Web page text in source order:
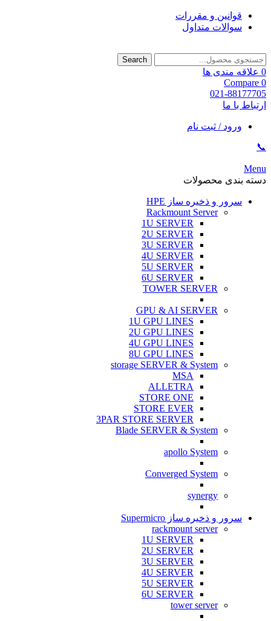
قوانین و مقررات
سوالات متداول
Search
0 علاقه مندی ها
0
Compare
021-88177705
ارتباط با ما
ورود / ثبت نام
📞
Menu
دسته بندی محصولات
سرور و ذخیره ساز HPE
Rackmount Server
1U SERVER
2U SERVER
3U SERVER
4U SERVER
5U SERVER
6U SERVER
TOWER SERVER
GPU & AI SERVER
1U GPU LINES
2U GPU LINES
4U GPU LINES
8U GPU LINES
storage SERVER & System
MSA
ALLETRA
STORE ONE
STORE EVER
3PAR STORE SERVER
Blade SERVER & System
apollo System
Converged System
synergy
سرور و ذخیره ساز Supermicro
rackmount server
1U SERVER
2U SERVER
3U SERVER
4U SERVER
5U SERVER
6U SERVER
tower server